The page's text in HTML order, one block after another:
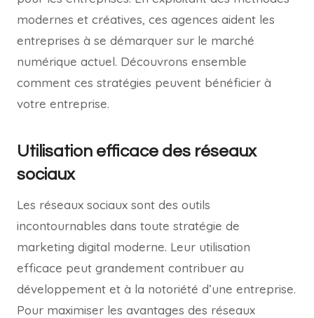
modernes et créatives, ces agences aident les
entreprises à se démarquer sur le marché
numérique actuel. Découvrons ensemble
comment ces stratégies peuvent bénéficier à
votre entreprise.
Utilisation efficace des réseaux
sociaux
Les réseaux sociaux sont des outils
incontournables dans toute stratégie de
marketing digital moderne. Leur utilisation
efficace peut grandement contribuer au
développement et à la notoriété d’une entreprise.
Pour maximiser les avantages des réseaux